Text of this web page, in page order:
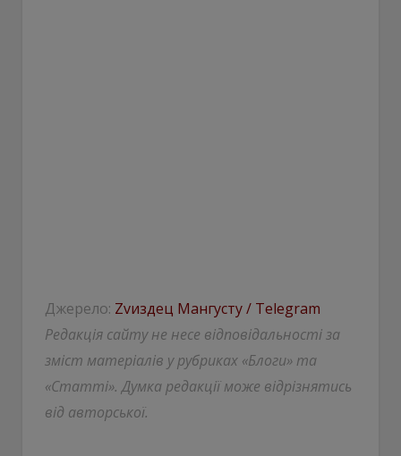
Джерело: Zvиздец Мангусту / Telegram
Редакція сайту не несе відповідальності за
зміст матеріалів у рубриках «Блоги» та
«Статті». Думка редакції може відрізнятись
від авторської.